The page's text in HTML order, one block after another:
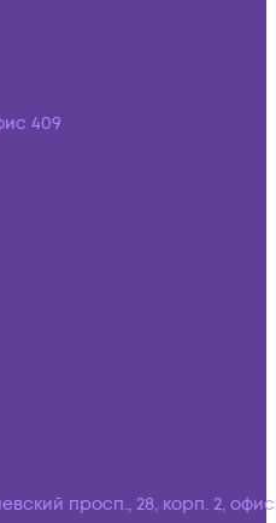
409
просп., 28, корп. 2,